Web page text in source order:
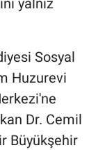
yalnız
Sosyal
Huzurevi
Dr. Cemil
Büyükşehir